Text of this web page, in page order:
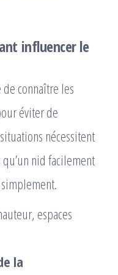
influencer le
connaître les
éviter de
nécessitent
nid facilement
espaces
la